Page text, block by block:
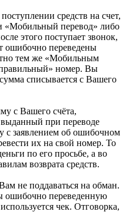
средств на счет,
«Мобильный перевод» либо
этого поступает звонок,
ошибочно переведены
тем же «Мобильным
номер. Вы
списывается с Вашего
с Вашего счёта,
при переводе
с заявлением об ошибочном
их на свой номер. То
по его просьбе, а во
возврата средств.
не поддаваться на обман.
ошибочно переведенную
чек. Отговорка,